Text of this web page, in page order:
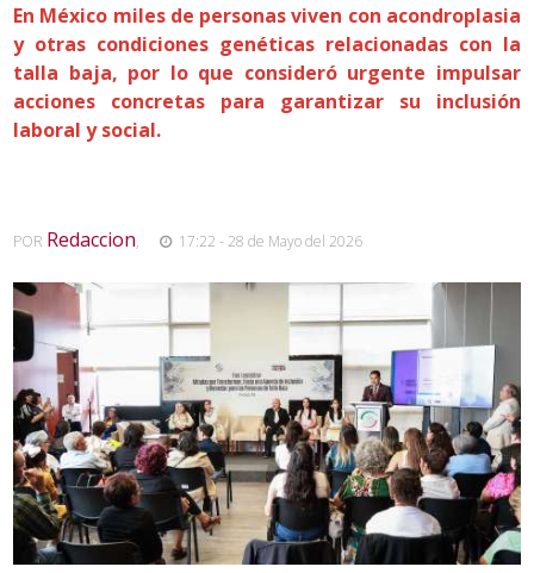
En México miles de personas viven con acondroplasia
y otras condiciones genéticas relacionadas con la
talla baja, por lo que consideró urgente impulsar
acciones concretas para garantizar su inclusión
laboral y social.
POR Redaccion, 17:22 - 28 de Mayo del 2026